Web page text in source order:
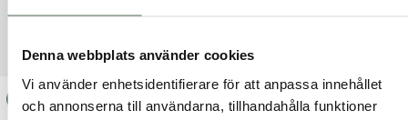
Denna webbplats använder cookies
Vi använder enhetsidentifierare för att anpassa innehållet
och annonserna till användarna, tillhandahålla funktioner